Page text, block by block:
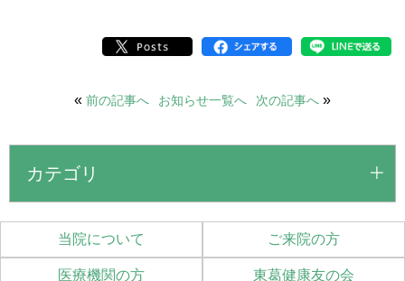
« 前の記事へ お知らせ一覧へ 次の記事へ »
カテゴリ
当院について ご来院の方
医療機関の方 東葛健康友の会